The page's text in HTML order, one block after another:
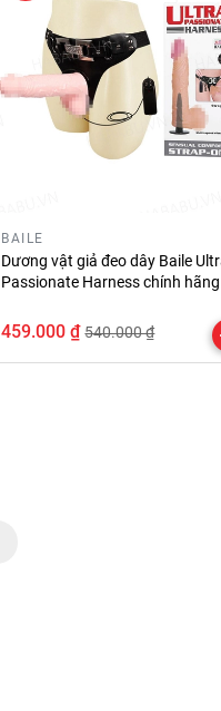
BAILE
Dương vật giả đeo dây Baile
Passionate Harness chính hãng
459.000 ₫ 540.000 ₫